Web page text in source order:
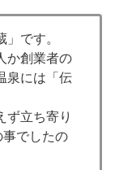
です。
か創業者の
泉には「伝
ず立ち寄り
でしたの